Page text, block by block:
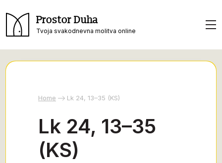
Prostor Duha
Tvoja svakodnevna molitva online
Home Lk 24, 13–35 (KS)
Lk 24, 13–35
(KS)